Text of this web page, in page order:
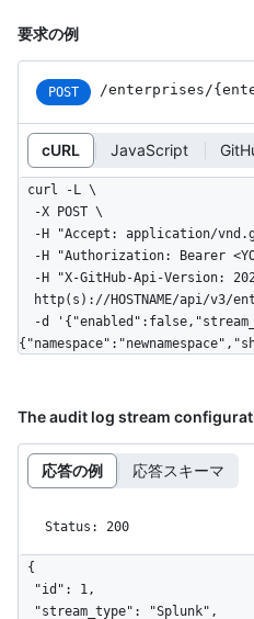
要求の例
POST /enterprises /
cURL JavaScript
curl -L \
The audit log stream
応答の例 応答スキーマ
Status: 200
{